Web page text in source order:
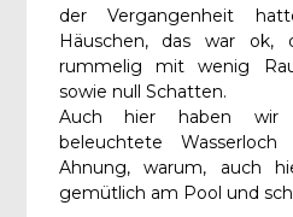
der Vergangenheit
Häuschen, das war ok,
rummelig mit wenig
sowie null Schatten.
Auch hier haben wir
beleuchtete
Ahnung, warum, auch
gemütlich am Pool und